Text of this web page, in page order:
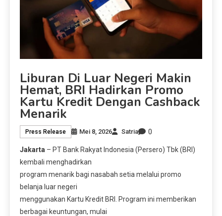
Liburan Di Luar Negeri Makin
Hemat, BRI Hadirkan Promo
Kartu Kredit Dengan Cashback
Menarik
Press Release Mei 8, 2026 Satria 0
Jakarta – PT Bank Rakyat Indonesia (Persero) Tbk (BRI)
kembali menghadirkan
program menarik bagi nasabah setia melalui promo
belanja luar negeri
menggunakan Kartu Kredit BRI. Program ini memberikan
berbagai keuntungan, mulai